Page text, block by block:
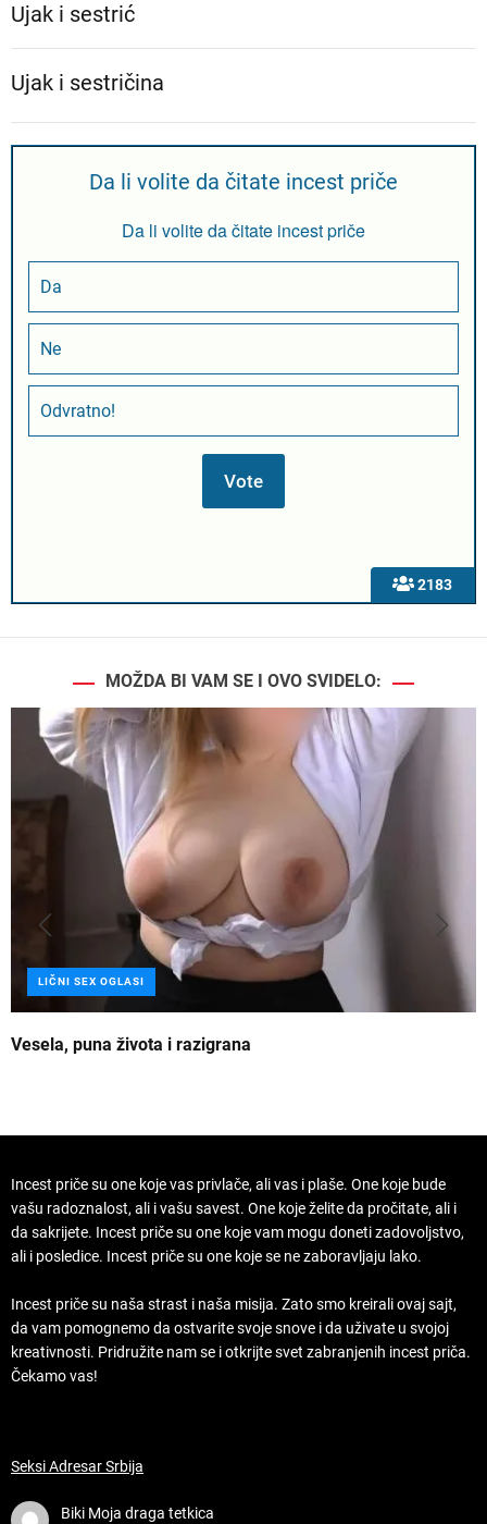
Ujak i sestrić
Ujak i sestričina
2183
Da li volite da čitate incest priče
Da li volite da čitate incest priče
Da
Ne
Odvratno!
MOŽDA BI VAM SE I OVO SVIDELO:
LIČNI SEX OGLASI
Vesela, puna života i razigrana
Incest priče su one koje vas privlače, ali vas i plaše. One koje bude
vašu radoznalost, ali i vašu savest. One koje želite da pročitate, ali i
da sakrijete. Incest priče su one koje vam mogu doneti zadovoljstvo,
ali i posledice. Incest priče su one koje se ne zaboravljaju lako.
Incest priče su naša strast i naša misija. Zato smo kreirali ovaj sajt,
da vam pomognemo da ostvarite svoje snove i da uživate u svojoj
kreativnosti. Pridružite nam se i otkrijte svet zabranjenih incest priča.
Čekamo vas!
Seksi Adresar Srbija
Biki Moja draga tetkica